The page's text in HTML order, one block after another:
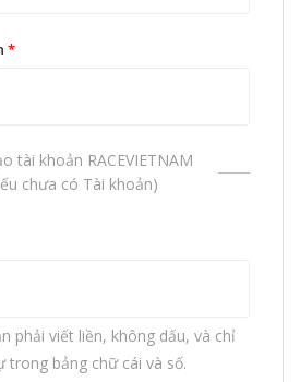
*
tài khoản RACEVIETNAM
chưa có Tài khoản)
phải viết liền, không dấu, và chỉ
trong bảng chữ cái và số.